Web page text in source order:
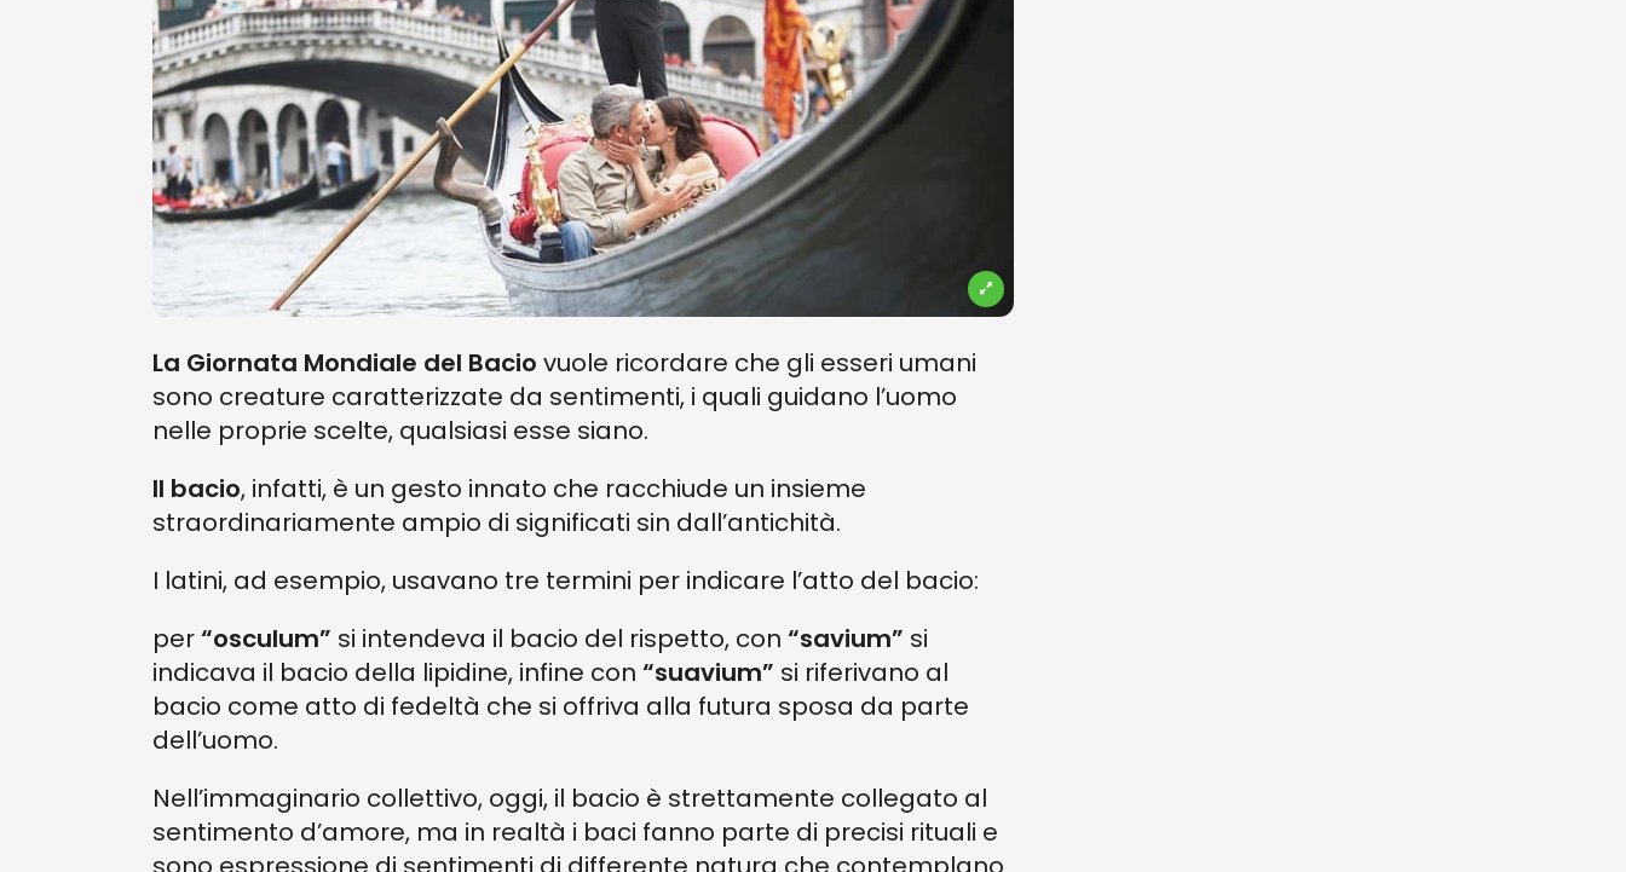
La Giornata Mondiale del Bacio vuole ricordare che gli esseri umani
sono creature caratterizzate da sentimenti, i quali guidano l’uomo
nelle proprie scelte, qualsiasi esse siano.
Il bacio, infatti, è un gesto innato che racchiude un insieme
straordinariamente ampio di significati sin dall’antichità.
I latini, ad esempio, usavano tre termini per indicare l’atto del bacio:
per“osculum” si intendeva il bacio del rispetto, con “savium” si
indicava il bacio della lipidine, infine con “suavium” si riferivano al
bacio come atto di fedeltà che si offriva alla futura sposa da parte
dell’uomo.
Nell’immaginario collettivo, oggi, il bacio è strettamente collegato al
sentimento d’amore, ma in realtà i baci fanno parte di precisi rituali e